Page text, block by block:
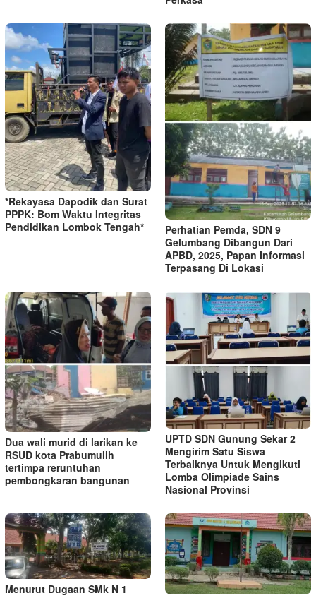
*Rekayasa Dapodik dan Surat
PPPK: Bom Waktu Integritas
Pendidikan Lombok Tengah*
Perhatian Pemda, SDN 9
Gelumbang Dibangun Dari
APBD, 2025, Papan Informasi
Terpasang Di Lokasi
Dua wali murid di larikan ke
RSUD kota Prabumulih
tertimpa reruntuhan
pembongkaran bangunan
UPTD SDN Gunung Sekar 2
Mengirim Satu Siswa
Terbaiknya Untuk Mengikuti
Lomba Olimpiade Sains
Nasional Provinsi
Menurut Dugaan SMk N 1